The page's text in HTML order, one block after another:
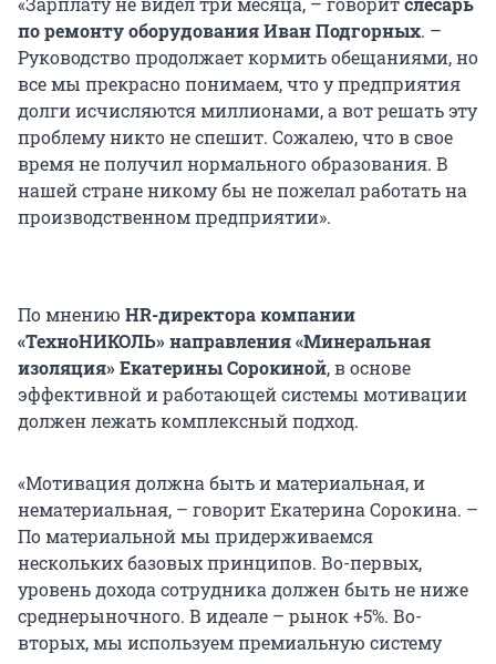
по ремонту оборудования Иван Подгорных. –
Руководство продолжает кормить обещаниями, но
все мы прекрасно понимаем, что у предприятия
долги исчисляются миллионами, а вот решать эту
проблему никто не спешит. Сожалею, что в свое
время не получил нормального образования. В
нашей стране никому бы не пожелал работать на
производственном предприятии».
По мнению HR-директора компании
«ТехноНИКОЛЬ» направления «Минеральная
изоляция» Екатерины Сорокиной, в основе
эффективной и работающей системы мотивации
должен лежать комплексный подход.
«Мотивация должна быть и материальная, и
нематериальная, – говорит Екатерина Сорокина. –
По материальной мы придерживаемся
нескольких базовых принципов. Во-первых,
уровень дохода сотрудника должен быть не ниже
среднерыночного. В идеале – рынок +5%. Во-
вторых, мы используем премиальную систему